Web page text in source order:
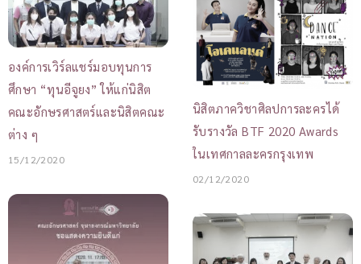
องค์การเวิร์ลแชร์มอบทุนการ
ศึกษา “ทุนอีจูยง” ให้แก่นิสิต
คณะอักษรศาสตร์และนิสิตคณะ
ต่าง ๆ
15/12/2020
นิสิตภาควิชาศิลปการละครได้
รับรางวัล BTF 2020 Awards
ในเทศกาลละครกรุงเทพ
02/12/2020